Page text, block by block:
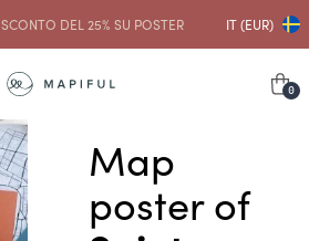
SCONTO DEL 25% SU POSTER IT (EUR)
0
Map
poster of